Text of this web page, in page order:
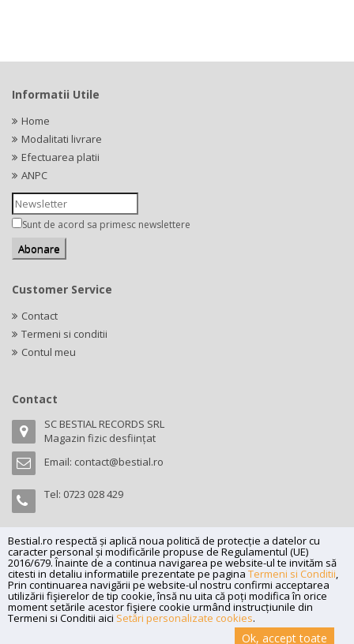
Bestial.ro respectă și aplică noua politică de protecție a datelor cu
caracter personal și modificările propuse de Regulamentul (UE)
2016/679. Înainte de a continua navigarea pe website-ul te invităm să
citesti in detaliu informatiile prezentate pe pagina Termeni si Conditii,
Prin continuarea navigării pe website-ul nostru confirmi acceptarea
utilizării fişierelor de tip cookie, însă nu uita că poți modifica în orice
moment setările acestor fişiere cookie urmând instrucțiunile din
Termeni si Conditii aici Setări personalizate cookies.
Ok, accept toate
Informatii Utile
Home
Modalitati livrare
Efectuarea platii
ANPC
Sunt de acord sa primesc newslettere
Customer Service
Contact
Termeni si conditii
Contul meu
Contact
SC BESTIAL RECORDS SRL
Magazin fizic desființat
Email: contact@bestial.ro
Tel: 0723 028 429
Copyright (C) 2026bestial.ro -All rights reserved.
SC BESTIAL RECORDS SRL, Nr. R.C.: J35/345/2005, C.U.I.: RO17197870,
Adresa: Magazin fizic desființat
Powered byNet Interaction.